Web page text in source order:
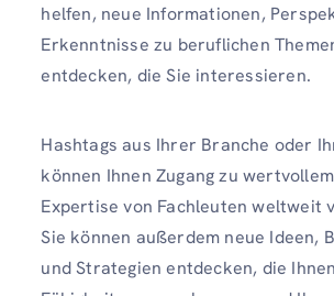
helfen, neue Informationen,
Erkenntnisse zu beruflichen
entdecken, die Sie interessieren.
Hashtags aus Ihrer Branche oder
können Ihnen Zugang zu
Expertise von Fachleuten weltweit
Sie können außerdem neue Ideen,
und Strategien entdecken, die